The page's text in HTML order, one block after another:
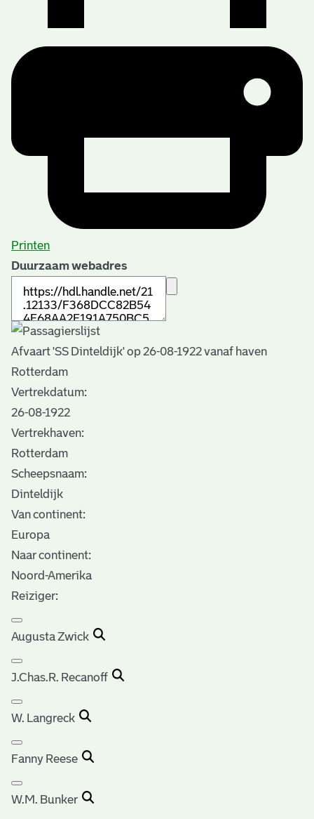
Printen
Duurzaam webadres
Afvaart 'SS Dinteldijk' op 26-08-1922 vanaf haven
Rotterdam
Vertrekdatum:
26-08-1922
Vertrekhaven:
Rotterdam
Scheepsnaam:
Dinteldijk
Van continent:
Europa
Naar continent:
Noord-Amerika
Reiziger:
Augusta Zwick
J.Chas.R. Recanoff
W. Langreck
Fanny Reese
W.M. Bunker